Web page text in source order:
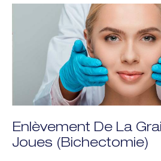
Enlèvement De La
Joues (Bichectomie)